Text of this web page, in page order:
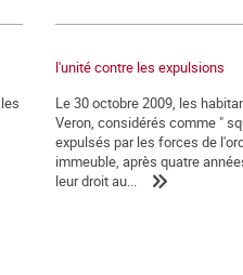
l'unité contre les expulsions
Le 30 octobre 2009, les
Veron, considérés comme "
expulsés par les forces de
immeuble, après quatre
leur droit au...